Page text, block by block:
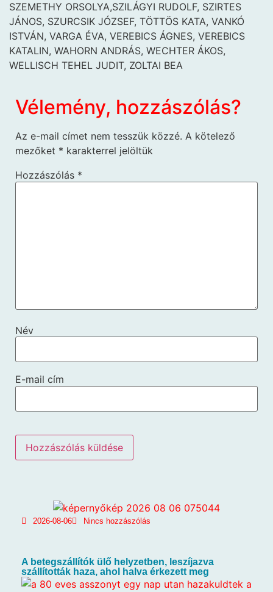
SZEMETHY ORSOLYA,SZILÁGYI RUDOLF, SZIRTES
JÁNOS, SZURCSIK JÓZSEF, TÖTTÖS KATA, VANKÓ
ISTVÁN, VARGA ÉVA, VEREBICS ÁGNES, VEREBICS
KATALIN, WAHORN ANDRÁS, WECHTER ÁKOS,
WELLISCH TEHEL JUDIT, ZOLTAI BEA
Vélemény, hozzászólás?
Az e-mail címet nem tesszük közzé. A kötelező
mezőket * karakterrel jelöltük
Hozzászólás *
Név
E-mail cím
2026-08-06 Nincs hozzászólás
A betegszállítók ülő helyzetben, leszíjazva
szállították haza, ahol halva érkezett meg